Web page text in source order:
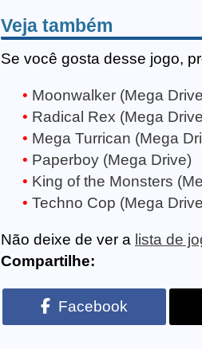
Veja também
Se você gosta desse jogo,
Moonwalker (Mega
Radical Rex (Mega
Mega Turrican (Mega
Paperboy (Mega Drive)
King of the Monsters
Techno Cop (Mega
Não deixe de ver a lista de
Compartilhe:
Facebook